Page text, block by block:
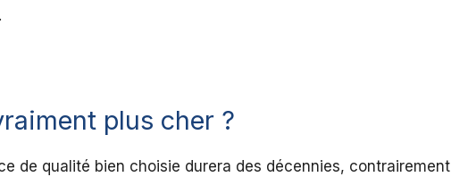
plus cher ?
de qualité bien choisie durera des décennies, contrairement